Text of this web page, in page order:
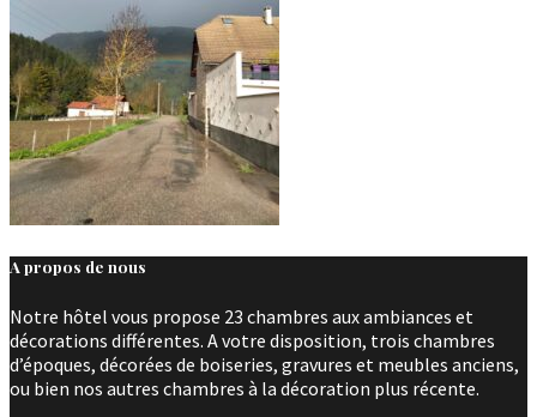
A propos de nous
Notre hôtel vous propose 23 chambres aux ambiances et
décorations différentes. A votre disposition, trois chambres
d’époques, décorées de boiseries, gravures et meubles anciens,
ou bien nos autres chambres à la décoration plus récente.